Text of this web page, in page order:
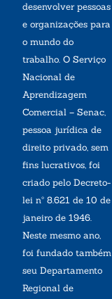
desenvolver pessoas
e organizações para
o mundo do
trabalho. O Serviço
Nacional de
Aprendizagem
Comercial – Senac,
pessoa jurídica de
direito privado, sem
fins lucrativos, foi
criado pelo Decreto-
lei nº 8.621 de 10 de
janeiro de 1946.
Neste mesmo ano,
foi fundado também
seu Departamento
Regional de